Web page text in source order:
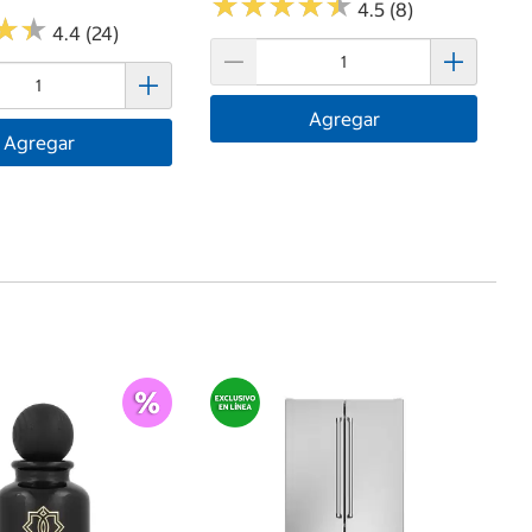
★
★ 4.4 (24)
Agregar
4.5 (8)
Agregar